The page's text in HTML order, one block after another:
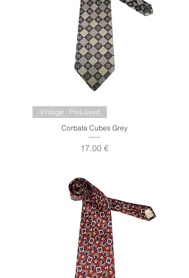
Vintage · PreLoved
Corbata Cubes Grey
Precio
17,00 €